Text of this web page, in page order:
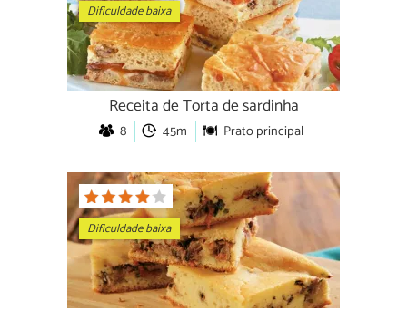
Dificuldade baixa
Receita de Torta de sardinha
8 45m Prato principal
Dificuldade baixa